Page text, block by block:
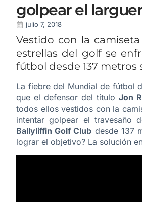
golpear el
julio 7, 2018
Vestido con la
estrellas del golf se
fútbol desde 137 metros
La fiebre del Mundial de fútbol
que el defensor del títuloJon
todos ellos vestidos con la
intentar golpear el travesaño
Ballyliffin Golf Club desde 137
lograr el objetivo? La solución